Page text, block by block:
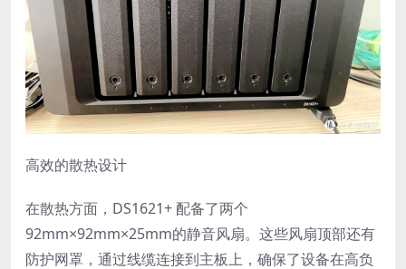
高效的散热设计
在散热方面，DS1621+ 配备了两个
92mm×92mm×25mm的静音风扇。这些风扇顶部还有
防护网罩，通过线缆连接到主板上，确保了设备在高负